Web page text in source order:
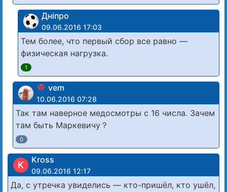
Дніпро
09.06.2016 17:03
Тем более, что первый сбор все равно —
физическая нагрузка.
1
vem
10.06.2016 07:28
Так там наверное медосмотры с 16 числа. Зачем
там быть Маркевичу？
0
K Kross
09.06.2016 12:17
Да, с утречка увиделись — кто-пришёл, кто ушёл,